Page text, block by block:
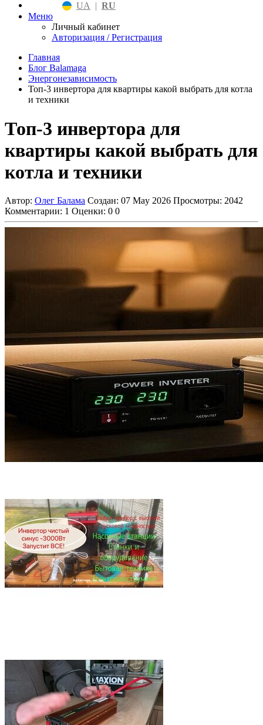
UA | RU
Меню
Личный кабинет
Авторизация / Регистрация
Главная
Блог Balamaga
Энергонезависимость
Топ-3 инвертора для квартиры какой выбрать для котла
и техники
Топ-3 инвертора для
квартиры какой выбрать для
котла и техники
Автор: Олег Балама Создан: 07 May 2026 Просмотры: 2042
Комментарии: 1 Оценки: 0 0